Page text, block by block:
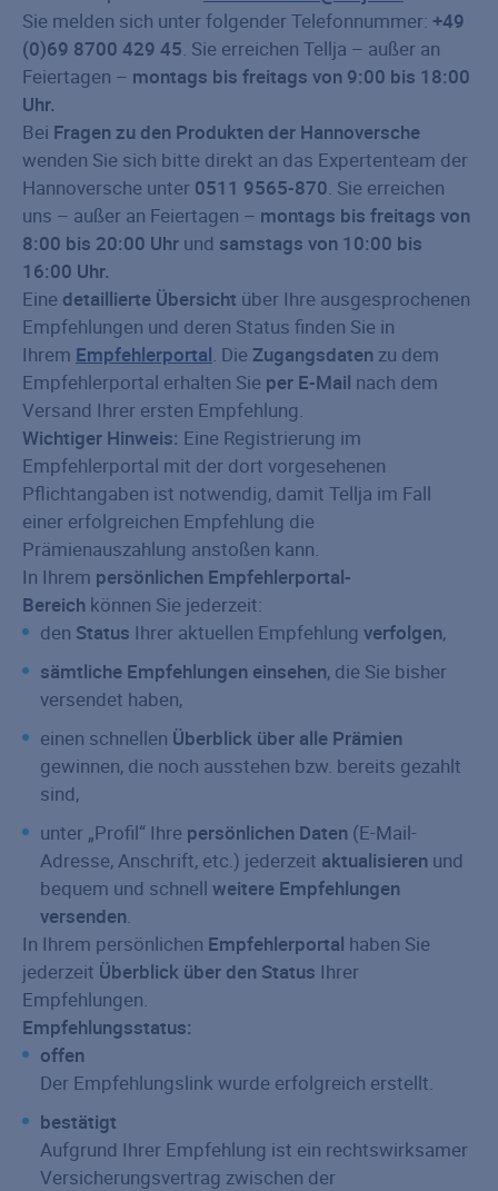
Sie melden sich unter folgender Telefonnummer: +49
(0)69 8700 429 45. Sie erreichen Tellja – außer an
Feiertagen – montags bis freitags von 9:00 bis 18:00
Uhr.
Bei Fragen zu den Produkten der Hannoversche
wenden Sie sich bitte direkt an das Expertenteam der
Hannoversche unter 0511 9565-870. Sie erreichen
uns – außer an Feiertagen – montags bis freitags von
8:00 bis 20:00 Uhr und samstags von 10:00 bis
16:00 Uhr.
Eine detaillierte Übersicht über Ihre ausgesprochenen
Empfehlungen und deren Status finden Sie in
Ihrem Empfehlerportal. Die Zugangsdaten zu dem
Empfehlerportal erhalten Sie per E-Mail nach dem
Versand Ihrer ersten Empfehlung.
Wichtiger Hinweis: Eine Registrierung im
Empfehlerportal mit der dort vorgesehenen
Pflichtangaben ist notwendig, damit Tellja im Fall
einer erfolgreichen Empfehlung die
Prämienauszahlung anstoßen kann.
In Ihrem persönlichen Empfehlerportal-
Bereich können Sie jederzeit:
den Status Ihrer aktuellen Empfehlung verfolgen,
sämtliche Empfehlungen einsehen, die Sie bisher
versendet haben,
einen schnellen Überblick über alle Prämien
gewinnen, die noch ausstehen bzw. bereits gezahlt
sind,
unter „Profil“ Ihre persönlichen Daten (E-Mail-
Adresse, Anschrift, etc.) jederzeit aktualisieren und
bequem und schnell weitere Empfehlungen
versenden.
In Ihrem persönlichen Empfehlerportal haben Sie
jederzeit Überblick über den Status Ihrer
Empfehlungen.
Empfehlungsstatus:
offen
Der Empfehlungslink wurde erfolgreich erstellt.
bestätigt
Aufgrund Ihrer Empfehlung ist ein rechtswirksamer
Versicherungsvertrag zwischen der